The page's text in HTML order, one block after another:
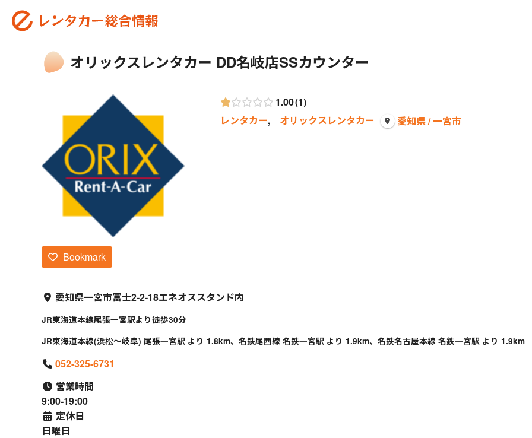
オリックスレンタカー DD名岐店SSカウンター
1.00 1
レンタカー, オリックスレンタカー 愛知県 / 一宮市
Bookmark
愛知県一宮市富士2-2-18エネオススタンド内
JR東海道本線尾張一宮駅より徒歩30分
JR東海道本線(浜松～岐阜) 尾張一宮駅 より 1.8km、名鉄尾西線 名鉄一宮駅 より 1.9km、名鉄名古屋本線 名鉄一宮駅 より 1.9km
052-325-6731
営業時間
9:00-19:00
定休日
日曜日